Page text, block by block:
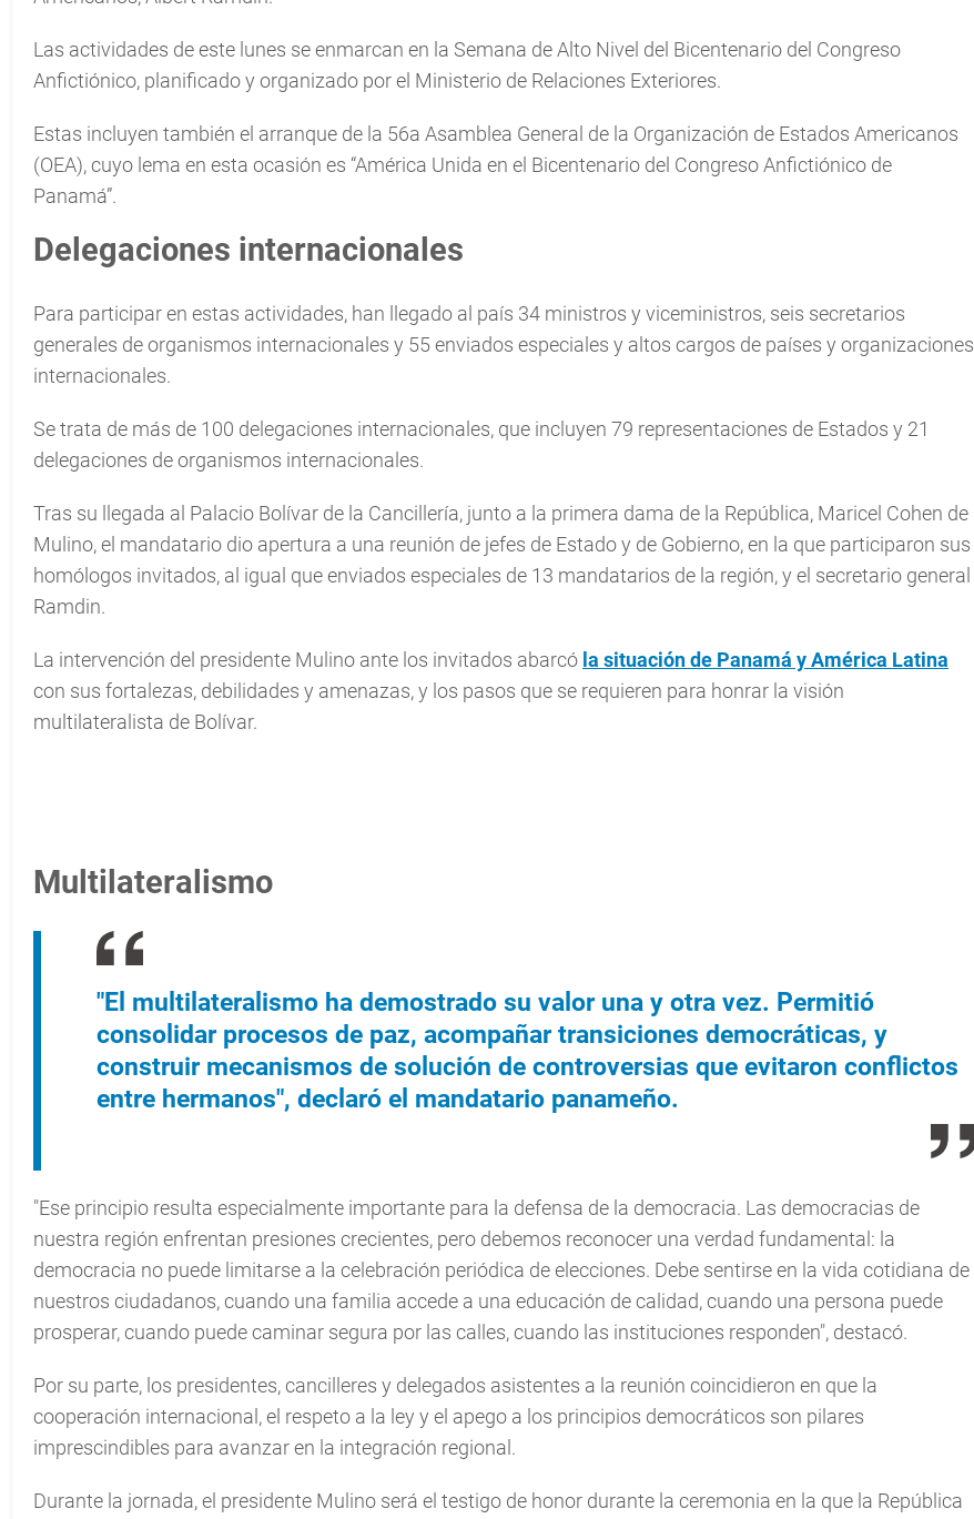
Las actividades de este lunes se enmarcan en la Semana de Alto Nivel del Bicentenario del Congreso
Anfictiónico, planificado y organizado por el Ministerio de Relaciones Exteriores.
Estas incluyen también el arranque de la 56a Asamblea General de la Organización de Estados Americanos
(OEA), cuyo lema en esta ocasión es “América Unida en el Bicentenario del Congreso Anfictiónico de
Panamá”.
Delegaciones internacionales
Para participar en estas actividades, han llegado al país 34 ministros y viceministros, seis secretarios
generales de organismos internacionales y 55 enviados especiales y altos cargos de países y organizaciones
internacionales.
Se trata de más de 100 delegaciones internacionales, que incluyen 79 representaciones de Estados y 21
delegaciones de organismos internacionales.
Tras su llegada al Palacio Bolívar de la Cancillería, junto a la primera dama de la República, Maricel Cohen de
Mulino, el mandatario dio apertura a una reunión de jefes de Estado y de Gobierno, en la que participaron sus
homólogos invitados, al igual que enviados especiales de 13 mandatarios de la región, y el secretario general
Ramdin.
La intervención del presidente Mulino ante los invitados abarcó la situación de Panamá y América Latina
con sus fortalezas, debilidades y amenazas, y los pasos que se requieren para honrar la visión
multilateralista de Bolívar.
Multilateralismo
"El multilateralismo ha demostrado su valor una y otra vez. Permitió
consolidar procesos de paz, acompañar transiciones democráticas, y
construir mecanismos de solución de controversias que evitaron conflictos
entre hermanos", declaró el mandatario panameño.
"Ese principio resulta especialmente importante para la defensa de la democracia. Las democracias de
nuestra región enfrentan presiones crecientes, pero debemos reconocer una verdad fundamental: la
democracia no puede limitarse a la celebración periódica de elecciones. Debe sentirse en la vida cotidiana de
nuestros ciudadanos, cuando una familia accede a una educación de calidad, cuando una persona puede
prosperar, cuando puede caminar segura por las calles, cuando las instituciones responden", destacó.
Por su parte, los presidentes, cancilleres y delegados asistentes a la reunión coincidieron en que la
cooperación internacional, el respeto a la ley y el apego a los principios democráticos son pilares
imprescindibles para avanzar en la integración regional.
Durante la jornada, el presidente Mulino será el testigo de honor durante la ceremonia en la que la República